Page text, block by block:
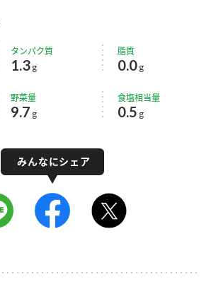
タンパク質
1.3g
脂質
0.0 g
野菜量
9.7 g
食塩相当量
0.5 g